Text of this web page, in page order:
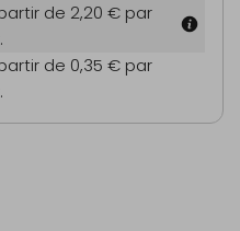
de 2,20 € par
de 0,35 € par